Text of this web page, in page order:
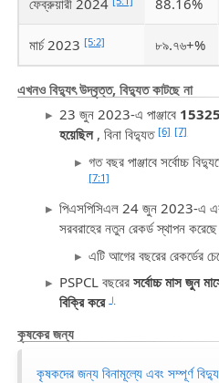
ফেব্রুয়ারী 2024 88.16%
মার্চ 2023 [5:2] ৮৯.৭৬+%
এখনও বিদ্যুৎ উদ্বৃত্ত, বিদ্যুত কাটছে না
23 জুন 2023-এ পাঞ্জাবে 15325
হয়েছিল, বিনা বিদ্যুত [6] [7]
গত বছর পাঞ্জাবে সর্বোচ্চ
[7:1]
পিএসপিসিএল 24 জুন 2023-এ
সরবরাহের নতুন রেকর্ড স্থাপন করেছে
এটি আগের বছরের রেকর্ডের
PSPCL বছরেরসর্বোচ্চ মাস জুন
বিক্রি করে ।
কৃষকের জন্য
কৃষকদের জন্য বিনামূল্যে এবং সম্পূর্ণ